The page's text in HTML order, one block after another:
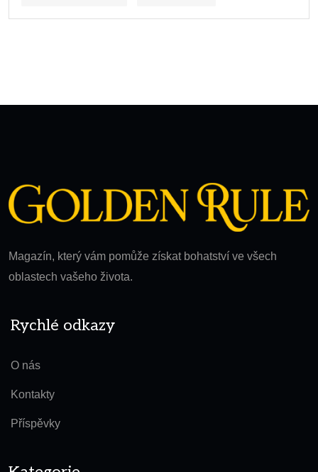
Magazín, který vám pomůže získat bohatství ve všech
oblastech vašeho života.
Rychlé odkazy
O nás
Kontakty
Příspěvky